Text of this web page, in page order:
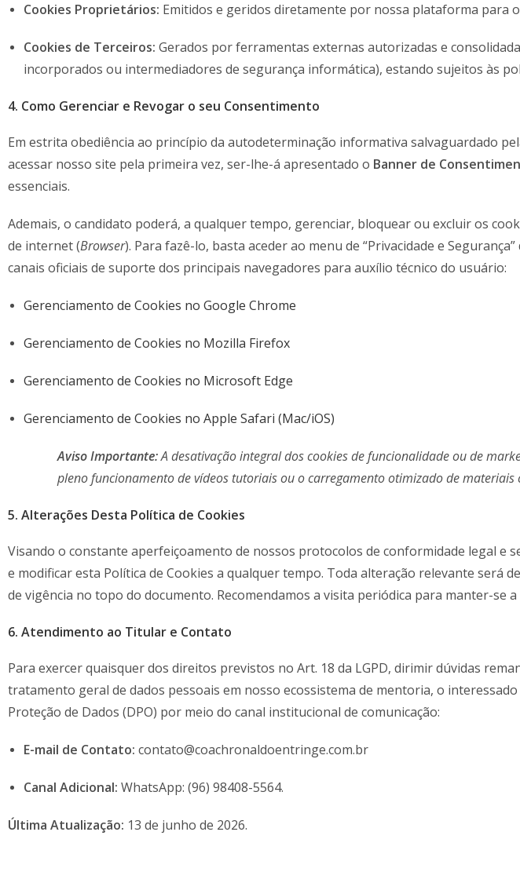
Cookies Proprietários: Emitidos e geridos diretamente por nossa plataforma para
Cookies de Terceiros: Gerados por ferramentas externas autorizadas e
incorporados ou intermediadores de segurança informática), estando sujeitos às
4. Como Gerenciar e Revogar o seu Consentimento
Em estrita obediência ao princípio da autodeterminação informativa salvaguardado
acessar nosso site pela primeira vez, ser-lhe-á apresentado o Banner de
essenciais.
Ademais, o candidato poderá, a qualquer tempo, gerenciar, bloquear ou excluir os
de internet (Browser). Para fazê-lo, basta aceder ao menu de “Privacidade e
canais oficiais de suporte dos principais navegadores para auxílio técnico do usuário:
Gerenciamento de Cookies no Google Chrome
Gerenciamento de Cookies no Mozilla Firefox
Gerenciamento de Cookies no Microsoft Edge
Gerenciamento de Cookies no Apple Safari (Mac/iOS)
Aviso Importante:A desativação integral dos cookies de funcionalidade ou de
pleno funcionamento de vídeos tutoriais ou o carregamento otimizado de materiais
5. Alterações Desta Política de Cookies
Visando o constante aperfeiçoamento de nossos protocolos de conformidade legal e
e modificar esta Política de Cookies a qualquer tempo. Toda alteração relevante será
de vigência no topo do documento. Recomendamos a visita periódica para manter-se
6. Atendimento ao Titular e Contato
Para exercer quaisquer dos direitos previstos no Art. 18 da LGPD, dirimir dúvidas
tratamento geral de dados pessoais em nosso ecossistema de mentoria, o
Proteção de Dados (DPO) por meio do canal institucional de comunicação:
E-mail de Contato: contato@coachronaldoentringe.com.br
Canal Adicional: WhatsApp: (96) 98408-5564.
Última Atualização: 13 de junho de 2026.